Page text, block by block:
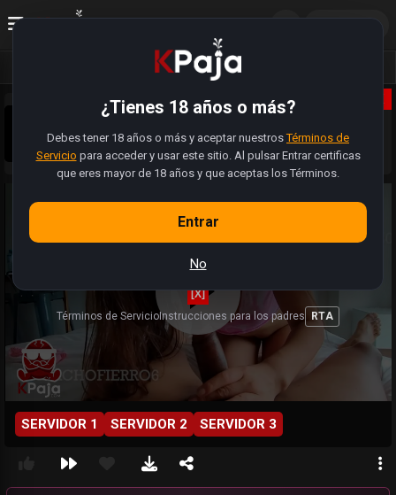
Fotos
Sobrinos pajeros 😈, la web se actualizó. Tiene muchas
modificar perfiles y hasta buscar a alguien cercano para
folla.
Sabemos que hay videos y enlaces que estan rotos.
Estamos trabajando (como pajeros) para restaurar la
totalidad de videos 🍆
[X]
SERVIDOR 1 SERVIDOR 2 SERVIDOR 3
¿Tienes 18 años o más?
Debes tener 18 años o más y aceptar nuestrosTérminos de
Servicio para acceder y usar este sitio. Al pulsar Entrar certificas
que eres mayor de 18 años y que aceptas los Términos.
Entrar
No
Términos de ServicioInstrucciones para los padres RTA